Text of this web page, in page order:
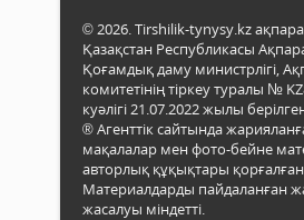
© 2026. Tirshilik-tynysy.kz
Қазақстан Республикасы
Қоғамдық даму министрлігі,
комитетінің тіркеу туралы №
куәлігі 21.07.2022 жылы
® Агенттік сайтында
мақалалар мен фото-бейне
авторлық құқықтары
Материалдарды пайдаланған
жасалуы міндетті.